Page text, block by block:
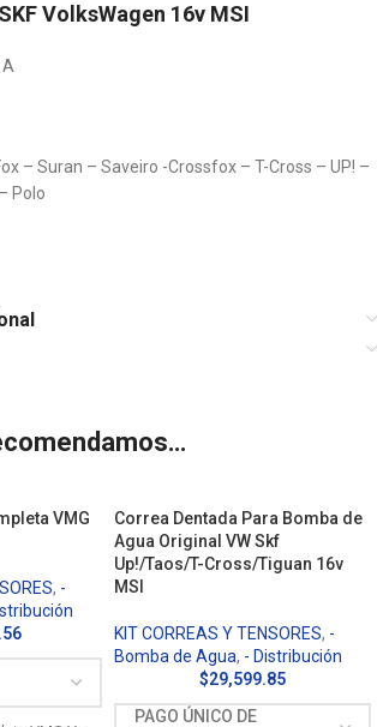
VolksWagen 16v MSI
A
– Suran – Saveiro -Crossfox – T-Cross – UP! –
Polo
VMG
, -
Correa Dentada Para Bomba de
Agua Original VW Skf
Up!/Taos/T-Cross/Tiguan 16v
MSI
KIT CORREAS Y TENSORES, -
Bomba de Agua, - Distribución
$29,599.85